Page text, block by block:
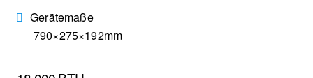
Gerätemaße
790×275×192mm